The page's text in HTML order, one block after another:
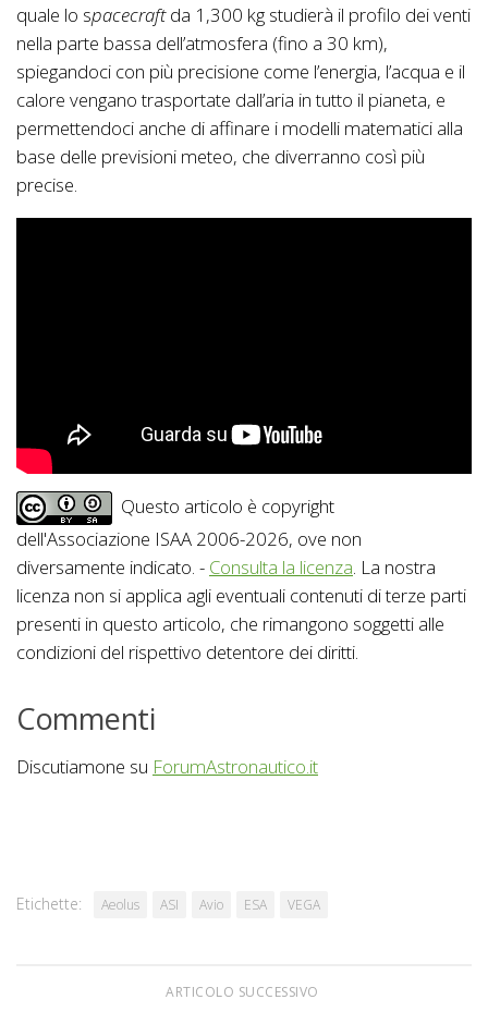
quale lo spacecraftda 1,300 kg studierà il profilo dei venti
nella parte bassa dell’atmosfera (fino a 30 km),
spiegandoci con più precisione come l’energia, l’acqua e il
calore vengano trasportate dall’aria in tutto il pianeta, e
permettendoci anche di affinare i modelli matematici alla
base delle previsioni meteo, che diverranno così più
precise.
Questo articolo è copyright
dell'Associazione ISAA 2006-2026, ove non
diversamente indicato. - Consulta la licenza. La nostra
licenza non si applica agli eventuali contenuti di terze parti
presenti in questo articolo, che rimangono soggetti alle
condizioni del rispettivo detentore dei diritti.
Commenti
Discutiamone su ForumAstronautico.it
Etichette: Aeolus ASI Avio ESA VEGA
ARTICOLO SUCCESSIVO